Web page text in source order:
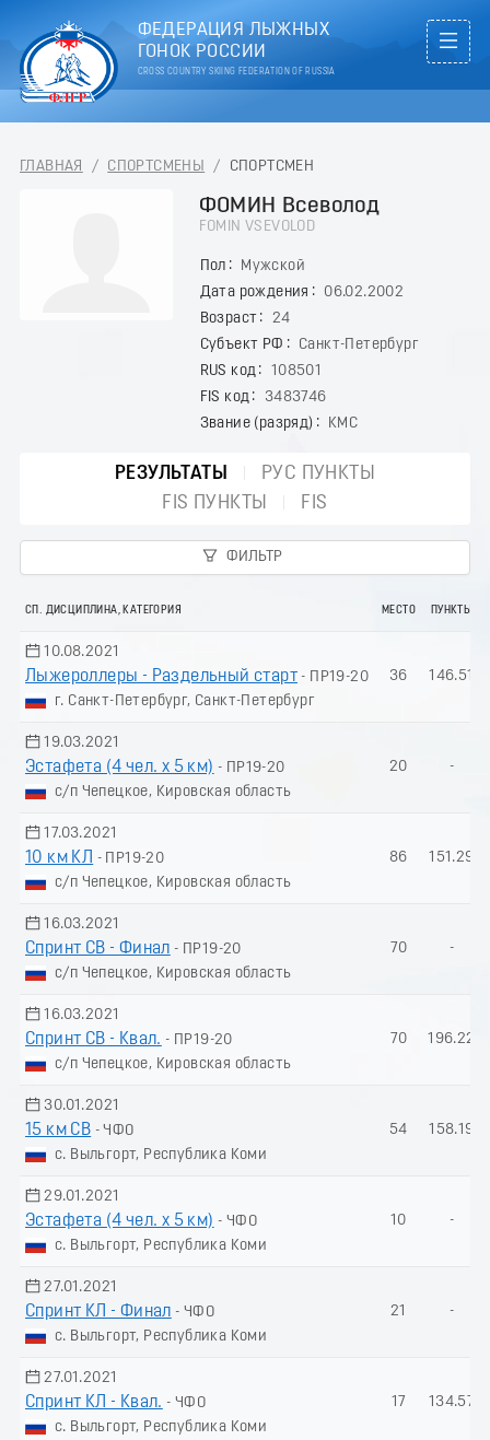
ФЕДЕРАЦИЯ ЛЫЖНЫХ
ГОНОК РОССИИ
CROSS COUNTRY SKIING FEDERATION OF RUSSIA
ГЛАВНАЯ / СПОРТСМЕНЫ / СПОРТСМЕН
ФОМИН Всеволод
FOMIN VSEVOLOD
Пол
Мужской
Дата рождения
06.02.2002
Возраст
24
Субъект РФ
Санкт-Петербург
RUS код
108501
FIS код
3483746
Звание (разряд)
КМС
РЕЗУЛЬТАТЫ
РУС ПУНКТЫ
FIS ПУНКТЫ
FIS
ФИЛЬТР
СП. ДИСЦИПЛИНА, КАТЕГОРИЯ МЕСТО ПУНКТЫ
10.08.2021
Лыжероллеры - Раздельный старт - ПР19-20
г. Санкт-Петербург, Санкт-Петербург
36 146.51
19.03.2021
Эстафета (4 чел. х 5 км) - ПР19-20
с/п Чепецкое, Кировская область
20 -
17.03.2021
10 км КЛ
- ПР19-20
с/п Чепецкое, Кировская область
86 151.29
16.03.2021
Спринт СВ - Финал - ПР19-20
с/п Чепецкое, Кировская область
70 -
16.03.2021
Спринт СВ - Квал. - ПР19-20
с/п Чепецкое, Кировская область
70 196.22
30.01.2021
15 км СВ - ЧФО
с. Выльгорт, Республика Коми
54 158.19
29.01.2021
Эстафета (4 чел. х 5 км) - ЧФО
с. Выльгорт, Республика Коми
10 -
27.01.2021
Спринт КЛ - Финал - ЧФО
с. Выльгорт, Республика Коми
21 -
27.01.2021
Спринт КЛ - Квал. - ЧФО
с. Выльгорт, Республика Коми
17 134.57